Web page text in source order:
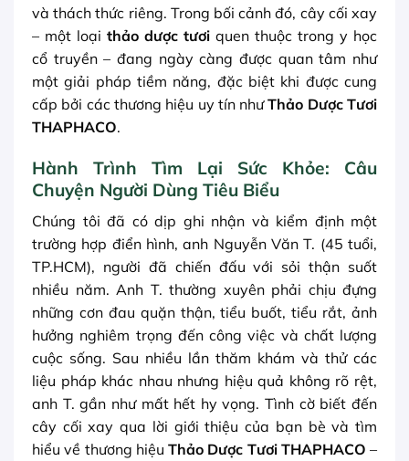
và thách thức riêng. Trong bối cảnh đó, cây cối xay
– một loại thảo dược tươi quen thuộc trong y học
cổ truyền – đang ngày càng được quan tâm như
một giải pháp tiềm năng, đặc biệt khi được cung
cấp bởi các thương hiệu uy tín nhưThảo Dược Tươi
THAPHACO.
Hành Trình Tìm Lại Sức Khỏe: Câu
Chuyện Người Dùng Tiêu Biểu
Chúng tôi đã có dịp ghi nhận và kiểm định một
trường hợp điển hình, anh Nguyễn Văn T. (45 tuổi,
TP.HCM), người đã chiến đấu với sỏi thận suốt
nhiều năm. Anh T. thường xuyên phải chịu đựng
những cơn đau quặn thận, tiểu buốt, tiểu rắt, ảnh
hưởng nghiêm trọng đến công việc và chất lượng
cuộc sống. Sau nhiều lần thăm khám và thử các
liệu pháp khác nhau nhưng hiệu quả không rõ rệt,
anh T. gần như mất hết hy vọng. Tình cờ biết đến
cây cối xay qua lời giới thiệu của bạn bè và tìm
hiểu về thương hiệu Thảo Dược Tươi THAPHACO –